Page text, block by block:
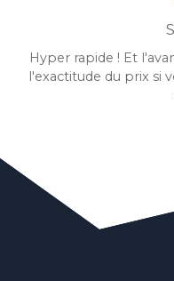
Hyper rapide ! Et
l'exactitude du prix si